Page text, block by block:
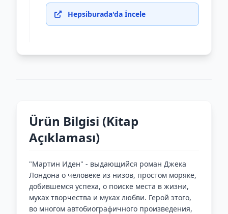
Hepsiburada'da İncele
Ürün Bilgisi (Kitap
Açıklaması)
"Мартин Иден" - выдающийся роман Джека
Лондона о человеке из низов, простом моряке,
добившемся успеха, о поиске места в жизни,
муках творчества и муках любви. Герой этого,
во многом автобиографичного произведения,